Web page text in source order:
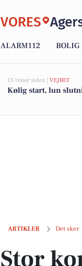
VORES
ALARM112 BOLIG
13 timer siden | VEJRET
Kølig start, lun
ARTIKLER Det sker
Stor
Stor